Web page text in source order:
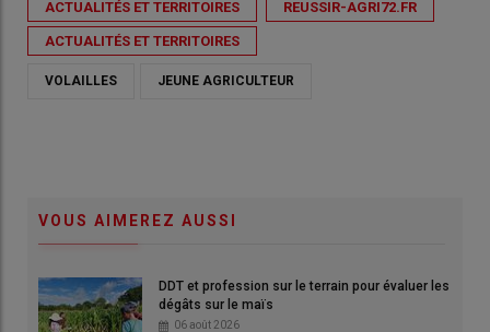
ACTUALITÉS ET TERRITOIRES REUSSIR-AGRI72.FR
ACTUALITÉS ET TERRITOIRES
VOLAILLES JEUNE AGRICULTEUR
VOUS AIMEREZ AUSSI
DDT et profession sur le terrain pour évaluer les
dégâts sur le maïs
06 août 2026